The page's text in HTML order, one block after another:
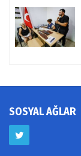
SOSYAL AĞLAR